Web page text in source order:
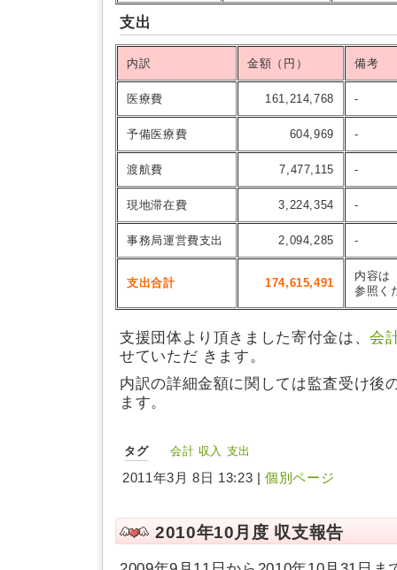
支出
内訳 金額（円） 備考
医療費 161,214,768 -
予備医療費 604,969 -
渡航費 7,477,115 -
現地滞在費 3,224,354 -
事務局運営費支出 2,094,285 -
支出合計 174,615,491
内容は
参照く
支援団体より頂きました寄付金は、会
せていただ きます。
内訳の詳細金額に関しては監査受け後
ます。
タグ 会計 収入 支出
2011年3月 8日 13:23 |個別ページ
2010年10月度 収支報告